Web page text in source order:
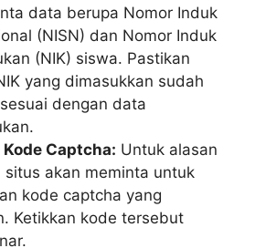
data berupa Nomor Induk
(NISN) dan Nomor Induk
(NIK) siswa. Pastikan
yang dimasukkan sudah
dengan data
Captcha: Untuk alasan
situs akan meminta untuk
kode captcha yang
Ketikkan kode tersebut